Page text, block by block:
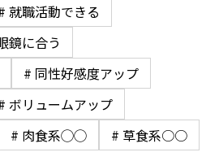
就職活動できる
鏡に合う
# 同性好感度アップ
ボリュームアップ
# 肉食系◯◯ # 草食系○○